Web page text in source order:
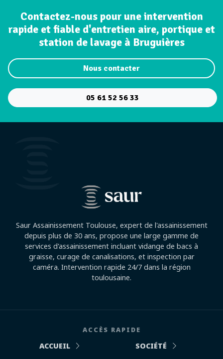
Contactez-nous pour une intervention
rapide et fiable d'entretien aire, portique et
station de lavage à Bruguières
Nous contacter
05 61 52 56 33
Saur Assainissement Toulouse, expert de l'assainissement
depuis plus de 30 ans, propose une large gamme de
services d'assainissement incluant vidange de bacs à
graisse, curage de canalisations, et inspection par
caméra. Intervention rapide 24/7 dans la région
toulousaine.
ACCÈS RAPIDE
ACCUEIL
SOCIÉTÉ